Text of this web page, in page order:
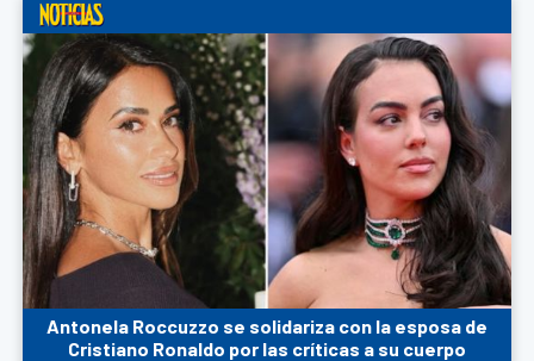
Antonela Roccuzzo se solidariza con la esposa de
Cristiano Ronaldo por las críticas a su cuerpo